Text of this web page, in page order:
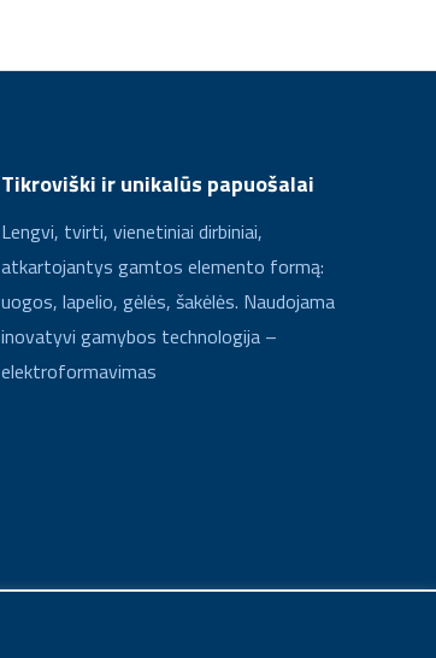
Tikroviški ir unikalūs papuošalai
Lengvi, tvirti, vienetiniai dirbiniai,
atkartojantys gamtos elemento formą:
uogos, lapelio, gėlės, šakėlės. Naudojama
inovatyvi gamybos technologija –
elektroformavimas